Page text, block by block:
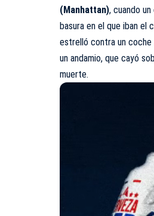
(Manhattan), cuando
basura en el que iban el
estrelló contra un coche
un andamio, que cayó
muerte.